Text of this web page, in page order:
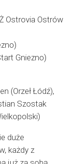
Ostrovia Ostrów
Gniezno)
(Orzeł Łódź),
Szostak
duże
każdy z